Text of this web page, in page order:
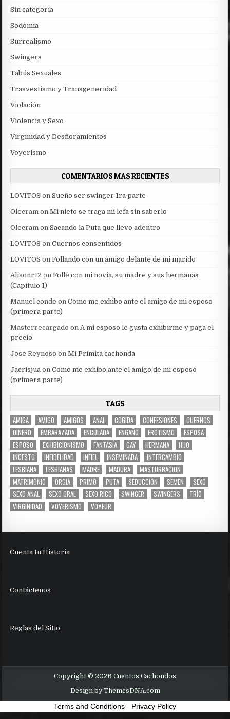
Sin categoría
Sodomia
Surrealismo
Swingers
Tabús Sexuales
Trasvestismo y Transgeneridad
Violación
Violencia y Sexo
Virginidad y Desfloramientos
Voyerismo
COMENTARIOS MAS RECIENTES
LOVITOS onSueño ser swinger 1ra parte
Olecram onMi nieto se traga mi lefa sin saberlo
Olecram onSacando la Puta que llevo adentro
LOVITOS onCuernos consentidos
LOVITOS onFollando con un amigo delante de mi marido
Alisonr12 onFollé con mi novia, su madre y sus hermanas
(Capítulo 1)
Manuel conde onComo me exhibo ante el amigo de mi esposo
(primera parte)
Masterrecargado onA mi esposo le gusta exhibirme y paga el
precio
Jose Reynoso onMi Primita cachonda
Jacrisjua onComo me exhibo ante el amigo de mi esposo
(primera parte)
TAGS
AMIGA AMIGO AMIGOS ANAL COGIDA CONFESIONES
CUERNOS
DINERO
EMBARAZADA ENCULADA ENGAÑO EROTISMO
ESPOSA
ESPOSO
EXHIBICIONISMO FANTASÍA GAY HERMANA
HIJO
INCESTO
INFIDELIDAD INFIEL INSEMINADA
INTERCAMBIO
LESBIANA
LESBIANAS MADRE MADURA
MASTURBACION
MATRIMONIO
ORGIA PRIMO PUTA SEDUCCION SEMEN
SEXO
SEXO ANAL
SEXO ORAL SEXO RICO SWINGER SWINGERS
TRÍO
VIRGINIDAD
VOYERISMO VOYEUR
Cuenta tu Historia
Contáctenos
Reglas del Sitio
Copyright © 2026 Cuentos Cachondos
Design by ThemesDNA.com
Terms and Conditions - Privacy Policy